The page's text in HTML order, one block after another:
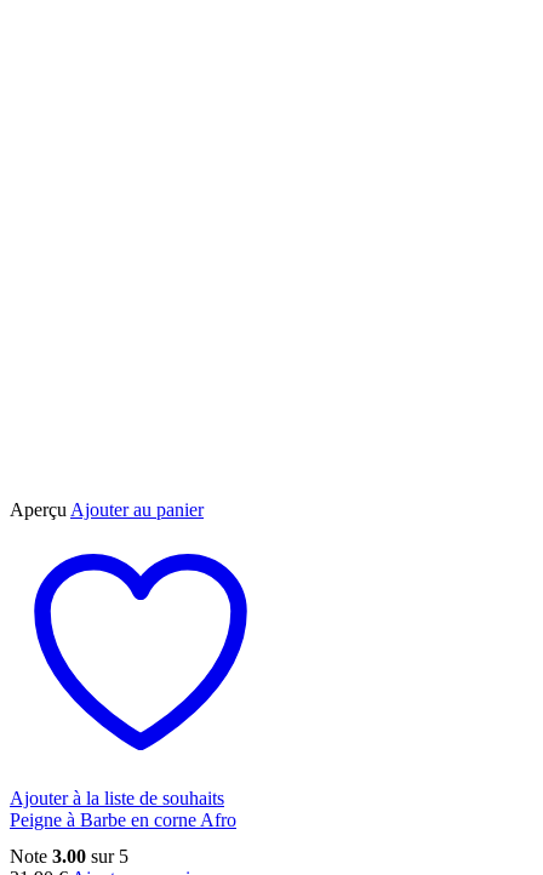
AperçuAjouter au panier
Ajouter à la liste de souhaits
Peigne à Barbe en corne Afro
Note 3.00 sur 5